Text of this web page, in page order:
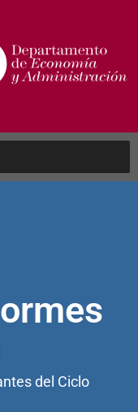
del Ciclo